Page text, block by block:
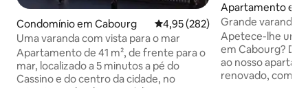
Condomínio em Cabourg Classificação média de 4,95 em
4,95 (282)
Uma varanda com vista para o mar
Apartamento de 41 m², de frente para o
mar, localizado a 5 minutos a pé do
Cassino e do centro da cidade, no
Apartamento em
Grande varanda
•2 casas de
Apetece-lhe uma
em Cabourg? Damos-lhe as boas-vindas
ao nosso
renovado, com